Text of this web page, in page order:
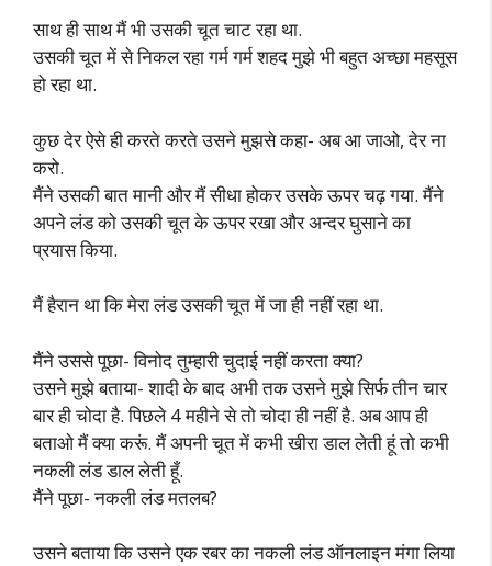
साथ ही साथ मैं भी उसकी चूत चाट रहा था.
उसकी चूत में से निकल रहा गर्म गर्म शहद मुझे भी बहुत अच्छा महसूस
हो रहा था.
कुछ देर ऐसे ही करते करते उसने मुझसे कहा- अब आ जाओ, देर ना
करो.
मैंने उसकी बात मानी और मैं सीधा होकर उसके ऊपर चढ़ गया. मैंने
अपने लंड को उसकी चूत के ऊपर रखा और अन्दर घुसाने का
प्रयास किया.
मैं हैरान था कि मेरा लंड उसकी चूत में जा ही नहीं रहा था.
मैंने उससे पूछा- विनोद तुम्हारी चुदाई नहीं करता क्या?
उसने मुझे बताया- शादी के बाद अभी तक उसने मुझे सिर्फ तीन चार
बार ही चोदा है. पिछले 4 महीने से तो चोदा ही नहीं है. अब आप ही
बताओ मैं क्या करूं. मैं अपनी चूत में कभी खीरा डाल लेती हूं तो कभी
नकली लंड डाल लेती हूँ.
मैंने पूछा- नकली लंड मतलब?
उसने बताया कि उसने एक रबर का नकली लंड ऑनलाइन मंगा लिया